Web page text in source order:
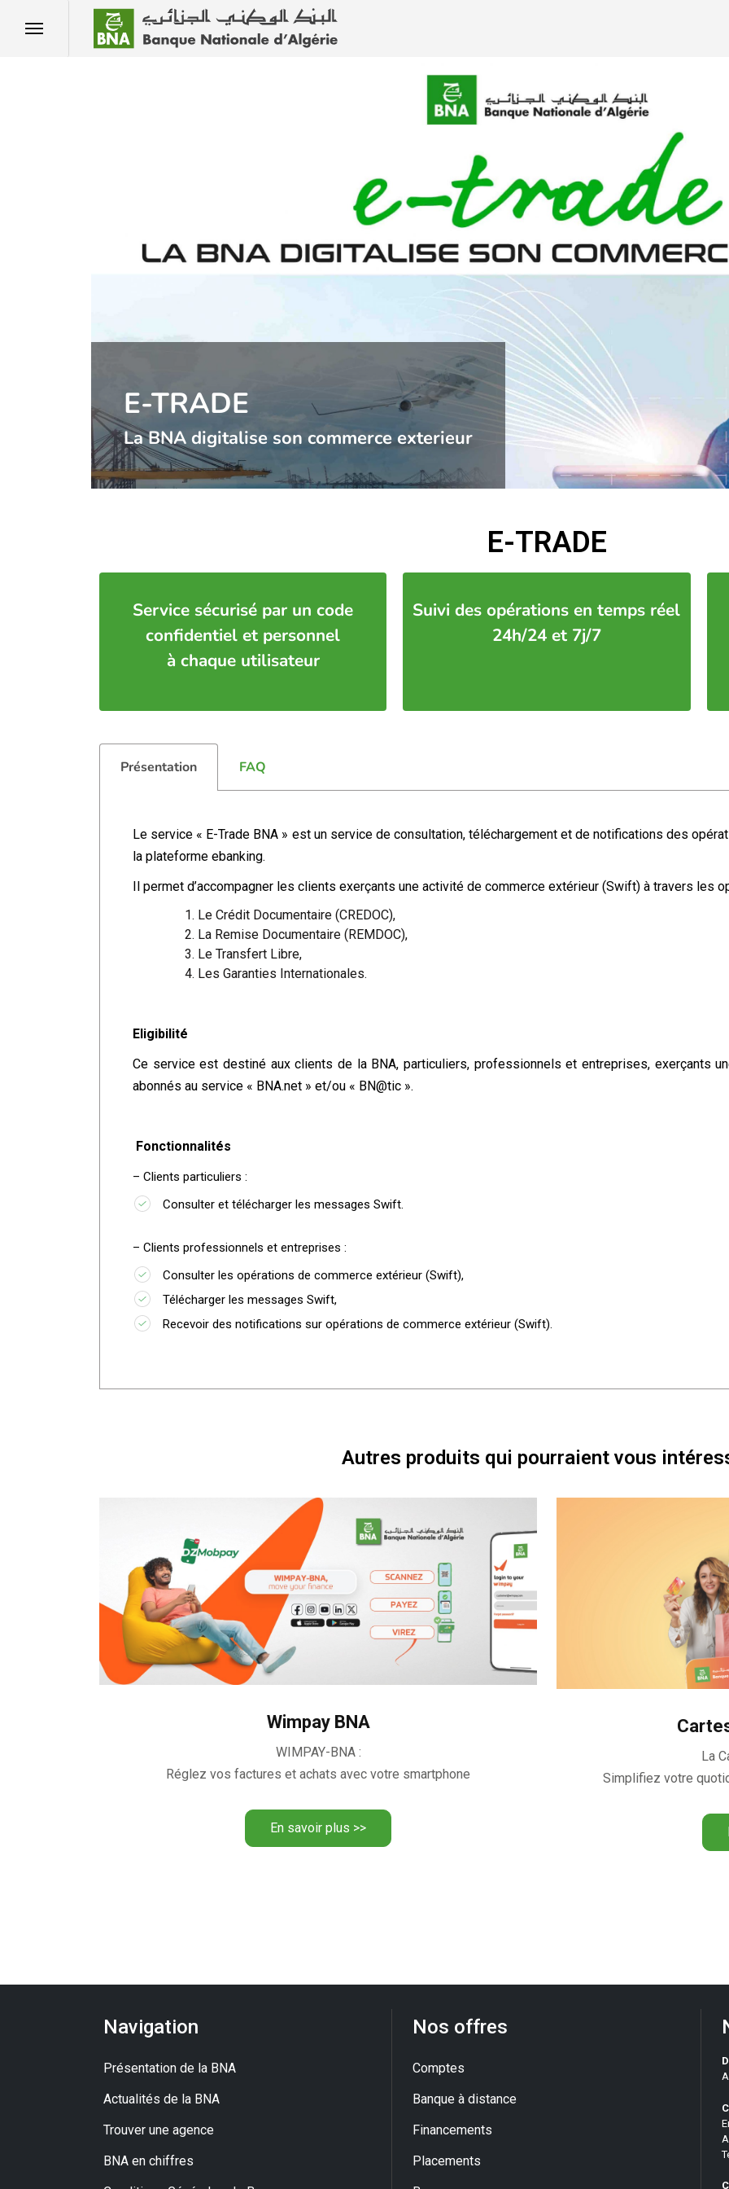
E-TRADE
La BNA digitalise son commerce exterieur
E-TRADE
Service sécurisé par un code
confidentiel et personnel
à chaque utilisateur
Suivi des opérations en temps réel
24h/24 et 7j/7
Présentation FAQ
Le service « E-Trade BNA » est un service de consultation, téléchargement et de notifications des
la plateforme ebanking.
Il permet d’accompagner les clients exerçants une activité de commerce extérieur (Swift) à travers les
Le Crédit Documentaire (CREDOC),
La Remise Documentaire (REMDOC),
Le Transfert Libre,
Les Garanties Internationales.
Eligibilité
Ce service est destiné aux clients de la BNA, particuliers, professionnels et entreprises, exerçants
abonnés au service « BNA.net » et/ou « BN@tic ».
Fonctionnalités
– Clients particuliers :
Consulter et télécharger les messages Swift.
– Clients professionnels et entreprises :
Consulter les opérations de commerce extérieur (Swift),
Télécharger les messages Swift,
Recevoir des notifications sur opérations de commerce extérieur (Swift).
Autres produits qui pourraient vous
Wimpay BNA
WIMPAY-BNA :
Réglez vos factures et achats avec votre smartphone
En savoir plus >>
La
Simplifiez votre
Navigation
Présentation de la BNA
Actualités de la BNA
Trouver une agence
BNA en chiffres
Nos offres
Comptes
Banque à distance
Financements
Placements